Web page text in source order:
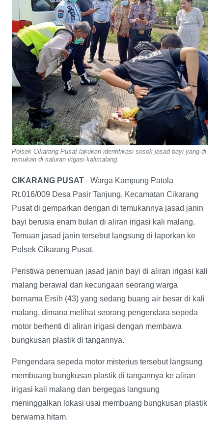
Polsek Cikarang Pusat lakukan identifikasi sosok jasad bayi yang di
temukan di saluran irigasi kalimalang.
CIKARANG PUSAT– Warga Kampung Patola
Rt.016/009 Desa Pasir Tanjung, Kecamatan Cikarang
Pusat di gemparkan dengan di temukannya jasad janin
bayi berusia enam bulan di aliran irigasi kali malang.
Temuan jasad janin tersebut langsung di laporkan ke
Polsek Cikarang Pusat.
Peristiwa penemuan jasad janin bayi di aliran irigasi kali
malang berawal dari kecurigaan seorang warga
bernama Ersih (43) yang sedang buang air besar di kali
malang, dimana melihat seorang pengendara sepeda
motor berhenti di aliran irigasi dengan membawa
bungkusan plastik di tangannya.
Pengendara sepeda motor misterius tersebut langsung
membuang bungkusan plastik di tangannya ke aliran
irigasi kali malang dan bergegas langsung
meninggalkan lokasi usai membuang bungkusan plastik
berwarna hitam.